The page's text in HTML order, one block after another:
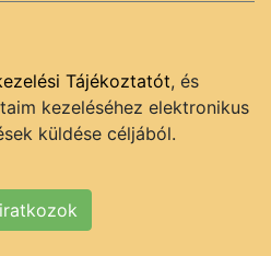
Tájékoztatót, és
kezeléséhez elektronikus
küldése céljából.